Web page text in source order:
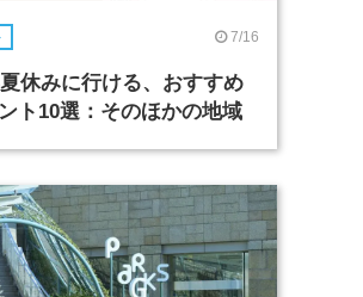
7/16
休みに行ける、おすすめ
ト10選：そのほかの地域